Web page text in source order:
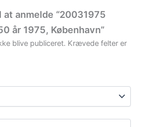
anmelde “20031975
år 1975, København”
blive publiceret. Krævede felter er